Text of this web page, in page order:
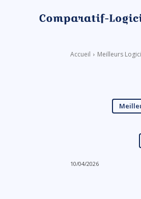
Accueil Meilleurs
10/04/2026